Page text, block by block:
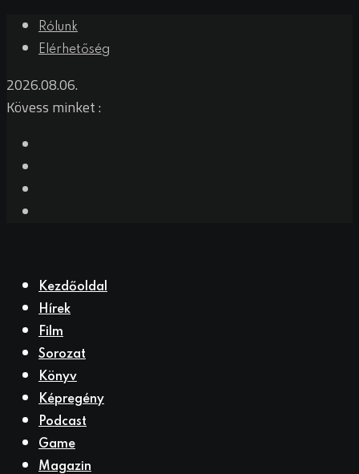
Rólunk
Elérhetőség
2026.08.06.
Kövess minket :
Kezdőoldal
Hírek
Film
Sorozat
Könyv
Képregény
Podcast
Game
Magazin